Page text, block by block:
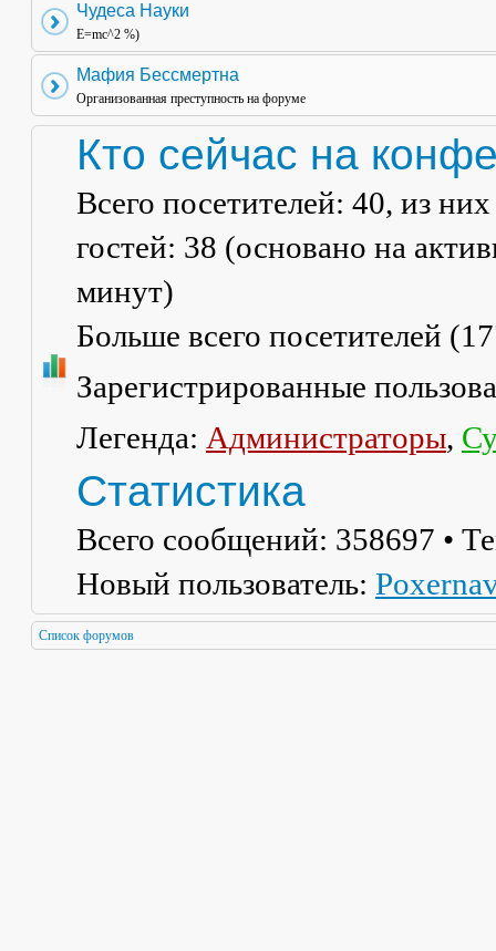
Чудеса Науки
E=mc^2 %)
Мафия Бессмертна
Организованная преступность на форуме
Кто сейчас на
Всего посетителей: 40, из
гостей: 38 (основано на
минут)
Больше всего посетителей (
Зарегистрированные
Легенда: Администраторы,
Статистика
Всего сообщений: 358697 •
Новый пользователь:
Список форумов